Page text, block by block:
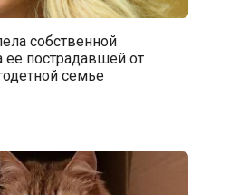
собственной
ее пострадавшей от
семье